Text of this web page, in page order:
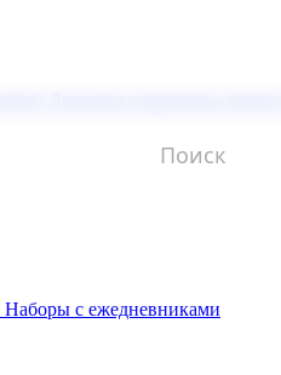
Наборы с ежедневниками